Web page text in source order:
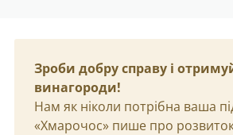
Зроби добру справу і
винагороди!
Нам як ніколи потрібна ваша
«Хмарочос» пише про розвиток